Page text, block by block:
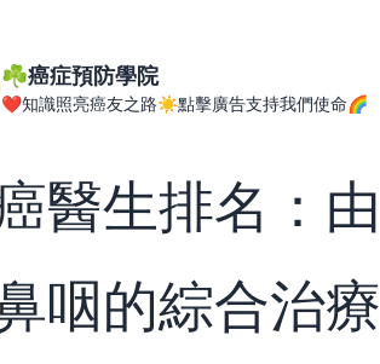
☘️癌症預防學院
❤️知識照亮癌友之路☀️點擊廣告支持我們使命🌈
醫生排名：由
咽的綜合治療